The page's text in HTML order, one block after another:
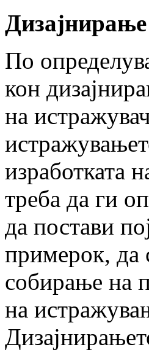
По
кон
на
изработката
треба да ги
да постави
примерок, да
собирање на
на